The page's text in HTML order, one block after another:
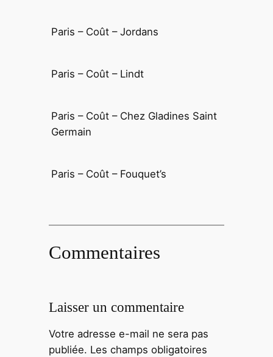
Paris – Coût – Jordans
Paris – Coût – Lindt
Paris – Coût – Chez Gladines Saint
Germain
Paris – Coût – Fouquet’s
Commentaires
Laisser un commentaire
Votre adresse e-mail ne sera pas
publiée. Les champs obligatoires